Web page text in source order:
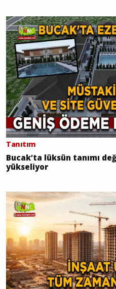
Tanıtım
Bucak’ta lüksün tanımı
yükseliyor